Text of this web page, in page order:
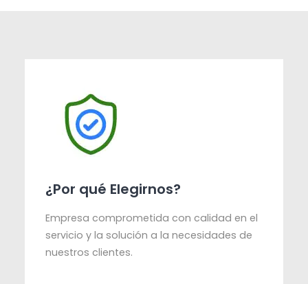
¿Por qué Elegirnos?
Empresa comprometida con calidad en el
servicio y la solución a la necesidades de
nuestros clientes.